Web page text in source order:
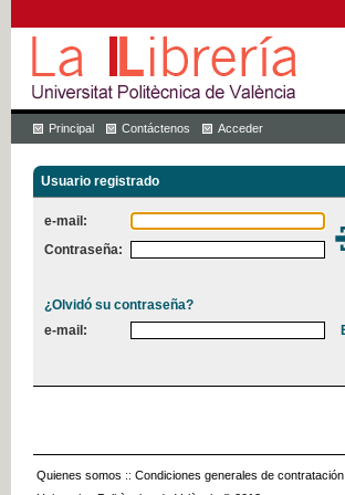
Principal Contáctenos Acceder
Usuario registrado
e-mail:
Contraseña:
¿Olvidó su contraseña?
e-mail:
Quienes somos :: Condiciones generales de contratación